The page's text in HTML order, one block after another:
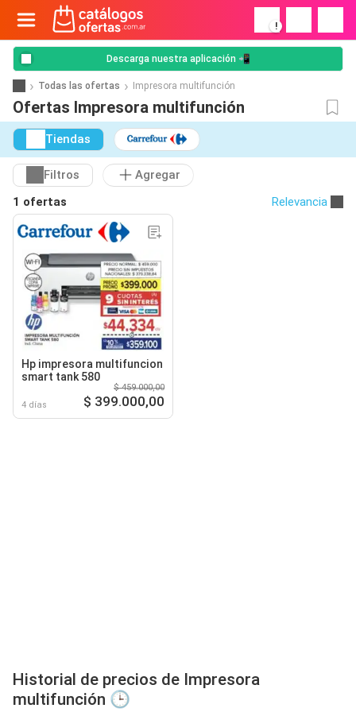
!
Descarga nuestra aplicación 📲
Todas las ofertas Impresora multifunción
Ofertas Impresora multifunción
Tiendas
Filtros
Agregar
1 ofertas
Relevancia
Hp impresora multifuncion
smart tank 580
4 días
$ 459.000,00
$ 399.000,00
Historial de precios de Impresora
multifunción 🕒